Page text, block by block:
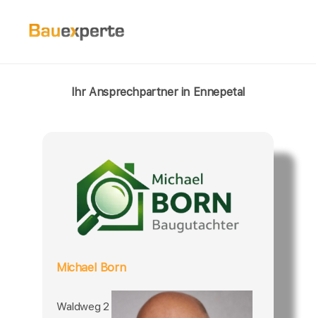
Ihr Ansprechpartner in Ennepetal
Michael Born
Waldweg 2